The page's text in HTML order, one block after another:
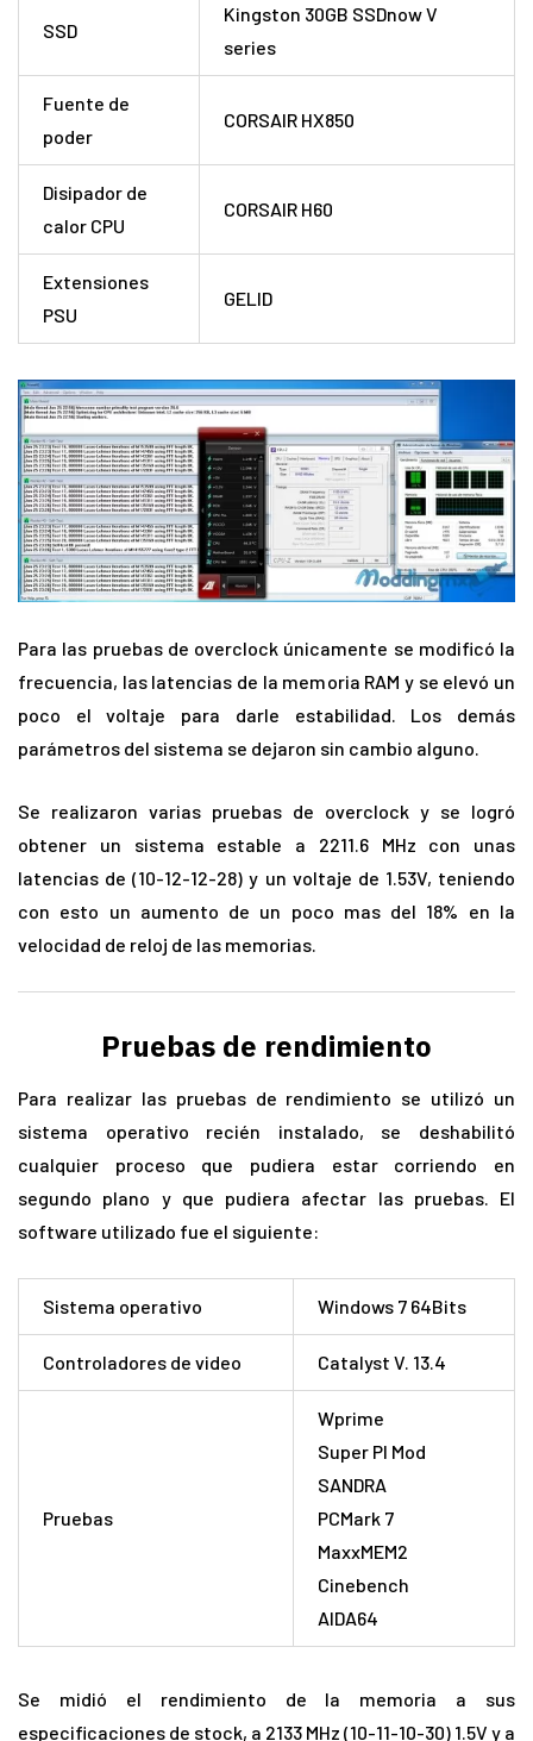
SSD
Kingston 30GB SSDnow V
series
Fuente de
poder
CORSAIR HX850
Disipador de
calor CPU
CORSAIR H60
Extensiones
PSU
GELID
Para las pruebas de overclock únicamente se modificó la
frecuencia, las latencias de la memoria RAM y se elevó un
poco el voltaje para darle estabilidad. Los demás
parámetros del sistema se dejaron sin cambio alguno.
Se realizaron varias pruebas de overclock y se logró
obtener un sistema estable a 2211.6 MHz con unas
latencias de (10-12-12-28) y un voltaje de 1.53V, teniendo
con esto un aumento de un poco mas del 18% en la
velocidad de reloj de las memorias.
Pruebas de rendimiento
Para realizar las pruebas de rendimiento se utilizó un
sistema operativo recién instalado, se deshabilitó
cualquier proceso que pudiera estar corriendo en
segundo plano y que pudiera afectar las pruebas. El
software utilizado fue el siguiente:
Sistema operativo Windows 7 64Bits
Controladores de video Catalyst V. 13.4
Pruebas
Wprime
Super PI Mod
SANDRA
PCMark 7
MaxxMEM2
Cinebench
AIDA64
Se midió el rendimiento de la memoria a sus
especificaciones de stock, a 2133 MHz (10-11-10-30) 1.5V y a